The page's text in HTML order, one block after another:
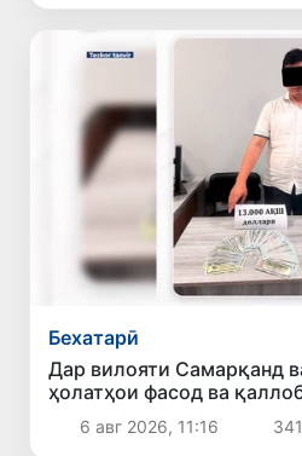
Бехатарӣ
Дар вилояти Самарқанд
ҳолатҳои фасод ва
6 авг 2026, 11:16 341